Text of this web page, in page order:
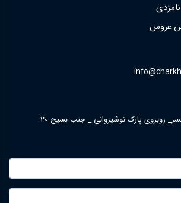
عروس
روبروی پارک نوشیروانی _ جنب بسیج 20